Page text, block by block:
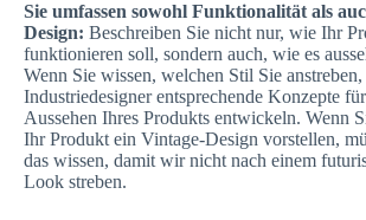
Sie umfassen sowohl Funktionalität als
Design: Beschreiben Sie nicht nur, wie Ihr
funktionieren soll, sondern auch, wie es
Wenn Sie wissen, welchen Stil Sie
Industriedesigner entsprechende Konzepte
Aussehen Ihres Produkts entwickeln. Wenn
Ihr Produkt ein Vintage-Design vorstellen,
das wissen, damit wir nicht nach einem
Look streben.